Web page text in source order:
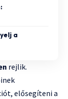
a
rejlik.
elősegíteni a